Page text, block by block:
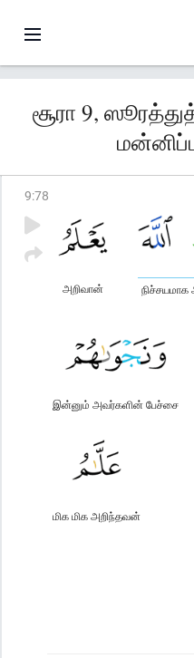
சூரா 9,
9:78
அறிவான்
இன்னும் அவர்களின் பேச்சை
மிக மிக அறிந்தவன்